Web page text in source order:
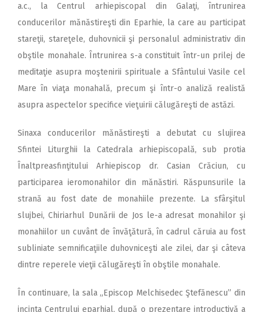
a.c., la Centrul arhiepiscopal din Galaţi, întrunirea
conducerilor mănăstireşti din Eparhie, la care au participat
stareţii, stareţele, duhovnicii şi personalul administrativ din
obştile monahale. Întrunirea s-a constituit într-un prilej de
meditaţie asupra moştenirii spirituale a Sfântului Vasile cel
Mare în viaţa monahală, precum şi într-o analiză realistă
asupra aspectelor specifice vieţuirii călugăreşti de astăzi.
Sinaxa conducerilor mănăstireşti a debutat cu slujirea
Sfintei Liturghii la Catedrala arhiepiscopală, sub protia
Înaltpreasfinţitului Arhiepiscop dr. Casian Crăciun, cu
participarea ieromonahilor din mănăstiri. Răspunsurile la
strană au fost date de monahiile prezente. La sfârşitul
slujbei, Chiriarhul Dunării de Jos le-a adresat monahilor şi
monahiilor un cuvânt de învăţătură, în cadrul căruia au fost
subliniate semnificaţiile duhovniceşti ale zilei, dar şi câteva
dintre reperele vieţii călugăreşti în obştile monahale.
În continuare, la sala „Episcop Melchisedec Ştefănescu” din
incinta Centrului eparhial, după o prezentare introductivă a